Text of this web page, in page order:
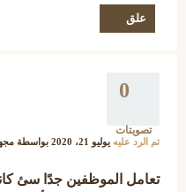
0
تصويتات
تم الرد عليه يوليو 21، 2020 بواسطة
تعامل الموظفين جدًا سئ